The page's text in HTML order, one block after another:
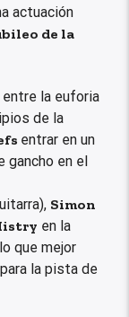
actuación
de la
la euforia
de la
entrar en un
gancho en el
Simon
en la
que mejor
la pista de